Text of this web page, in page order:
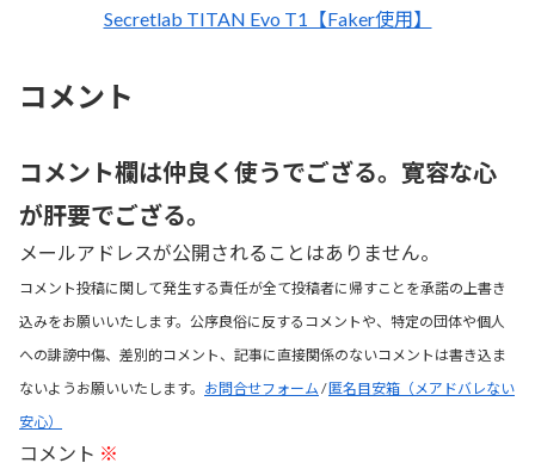
Secretlab TITAN Evo T1【Faker使用】
コメント
コメント欄は仲良く使うでござる。寛容な心
が肝要でござる。
メールアドレスが公開されることはありません。
コメント投稿に関して発生する責任が全て投稿者に帰すことを承諾の上書き
込みをお願いいたします。公序良俗に反するコメントや、特定の団体や個人
への誹謗中傷、差別的コメント、記事に直接関係のないコメントは書き込ま
ないようお願いいたします。 お問合せフォーム /匿名目安箱（メアドバレない
安心）
コメント ※